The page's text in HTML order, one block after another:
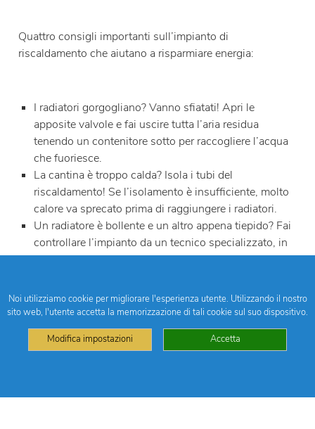
Quattro consigli importanti sull’impianto di
riscaldamento che aiutano a risparmiare energia:
I radiatori gorgogliano? Vanno sfiatati! Apri le
apposite valvole e fai uscire tutta l’aria residua
tenendo un contenitore sotto per raccogliere l’acqua
che fuoriesce.
La cantina è troppo calda? Isola i tubi del
riscaldamento! Se l’isolamento è insufficiente, molto
calore va sprecato prima di raggiungere i radiatori.
Un radiatore è bollente e un altro appena tiepido? Fai
controllare l’impianto da un tecnico specializzato, in
modo da migliorare il rendimento termico dell’intero
La pompa del riscaldamento è vecchia? È il momento
di sostituirla! Se non funzionanti, le pompe possono
consumare fino al 20% dell’energia globale
dell’impianto. L’investimento in un nuovo modello si
Noi utilizziamo cookie per migliorare l'esperienza utente. Utilizzando il nostro
sito web, l'utente accetta la memorizzazione di tali cookie sul suo dispositivo.
Modifica impostazioni Accetta